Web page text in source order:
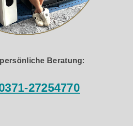
Beratung:
27254770